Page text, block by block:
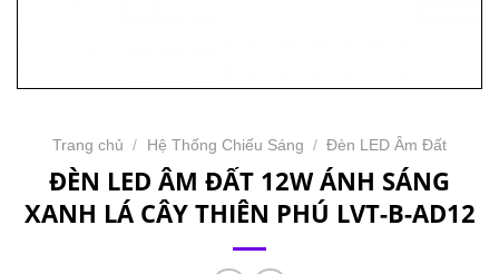
Trang chủ / Hệ Thống Chiếu Sáng / Đèn LED Âm Đất
ĐÈN LED ÂM ĐẤT 12W ÁNH SÁNG
XANH LÁ CÂY THIÊN PHÚ LVT-B-AD12